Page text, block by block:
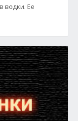
водки. Ее